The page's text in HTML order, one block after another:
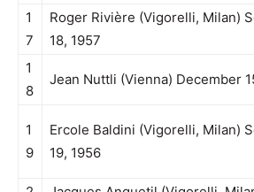
1
7
Roger Rivière (Vigorelli, Milan)
18, 1957
1
8
Jean Nuttli (Vienna) December
1
9
Ercole Baldini (Vigorelli, Milan)
19, 1956